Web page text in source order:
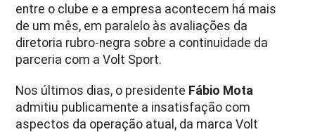
entre o clube e a empresa acontecem há mais
de um mês, em paralelo às avaliações da
diretoria rubro-negra sobre a continuidade da
parceria com a Volt Sport.
Nos últimos dias, o presidente Fábio Mota
admitiu publicamente a insatisfação com
aspectos da operação atual, da marca Volt